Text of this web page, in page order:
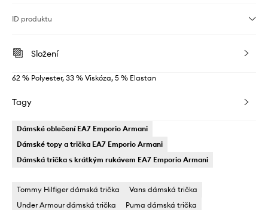
ID produktu
Složení
62 % Polyester, 33 % Viskóza, 5 % Elastan
Tagy
Dámské oblečení EA7 Emporio Armani
Dámské topy a trička EA7 Emporio Armani
Dámská trička s krátkým rukávem EA7 Emporio Armani
Tommy Hilfiger dámská trička
Vans dámská trička
Under Armour dámská trička
Puma dámská trička